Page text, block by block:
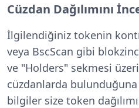
Cüzdan Dağılımını
İlgilendiğiniz tokenin
veya BscScan gibi
ve "Holders" sekmesi
cüzdanlarda
bilgiler size token